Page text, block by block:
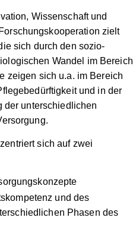
Wissenschaft und
zielt
sich durch den sozio-
Wandel im Bereich
zeigen sich u.a. im Bereich
und in der
der unterschiedlichen
sich auf zwei
und des
Phasen des